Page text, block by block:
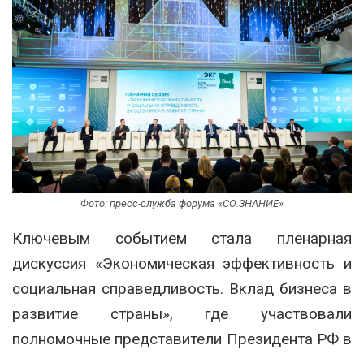
Фото: пресс-служба форума «СО.ЗНАНИЕ»
Ключевым событием стала пленарная
дискуссия «Экономическая эффективность и
социальная справедливость. Вклад бизнеса в
развитие страны», где участвовали
полномочные представители Президента РФ в